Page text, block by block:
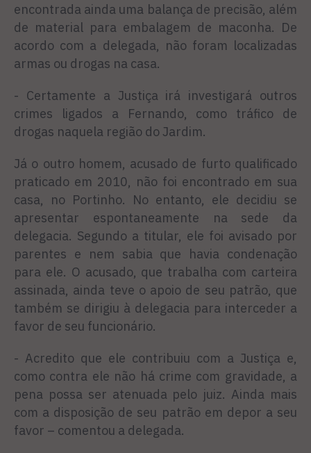
encontrada ainda uma balança de precisão, além
de material para embalagem de maconha. De
acordo com a delegada, não foram localizadas
armas ou drogas na casa.
- Certamente a Justiça irá investigará outros
crimes ligados a Fernando, como tráfico de
drogas naquela região do Jardim.
Já o outro homem, acusado de furto qualificado
praticado em 2010, não foi encontrado em sua
casa, no Portinho. No entanto, ele decidiu se
apresentar espontaneamente na sede da
delegacia. Segundo a titular, ele foi avisado por
parentes e nem sabia que havia condenação
para ele. O acusado, que trabalha com carteira
assinada, ainda teve o apoio de seu patrão, que
também se dirigiu à delegacia para interceder a
favor de seu funcionário.
- Acredito que ele contribuiu com a Justiça e,
como contra ele não há crime com gravidade, a
pena possa ser atenuada pelo juiz. Ainda mais
com a disposição de seu patrão em depor a seu
favor – comentou a delegada.